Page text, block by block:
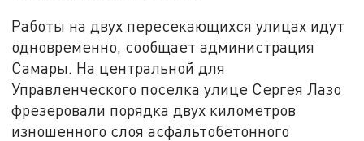
Работы на двух пересекающихся улицах идут
одновременно, сообщает администрация
Самары. На центральной для
Управленческого поселка улице Сергея Лазо
фрезеровали порядка двух километров
изношенного слоя асфальтобетонного